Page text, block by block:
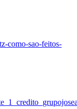
como-sao-feitos-